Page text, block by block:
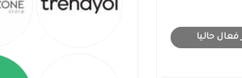
فعال حاليا